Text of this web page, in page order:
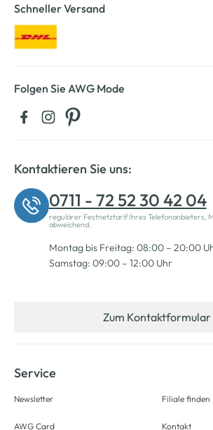
Schneller Versand
Folgen Sie AWG Mode
Kontaktieren Sie uns:
0711 - 72 52 30 42 04
regulärer Festnetztarif Ihres Telefonanbieters,
abweichend.
Montag bis Freitag: 08:00 – 20:00
Samstag: 09:00 – 12:00 Uhr
Zum Kontaktformular
Service
Newsletter
AWG Card
Filiale finden
Kontakt